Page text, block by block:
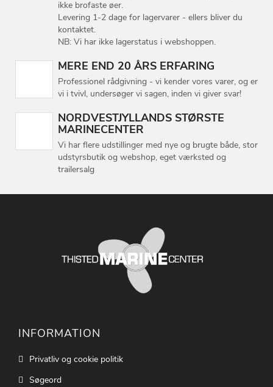
ikke brofaste øer.
Levering 1-2 dage for lagervarer - ellers bliver du
kontaktet.
NB: Vi har ikke lagerstatus i webshoppen.
MERE END 20 ÅRS ERFARING
Professionel rådgivning - vi kender vores varer, og er
vi i tvivl, undersøger vi sagen, inden vi giver svar!
NORDVESTJYLLANDS STØRSTE
MARINECENTER
Vi har flere udstillinger med nye og brugte både, stor
udstyrsbutik og webshop, eget værksted og
trailersalg
INFORMATION
Privatliv og cookie politik
Søgeord